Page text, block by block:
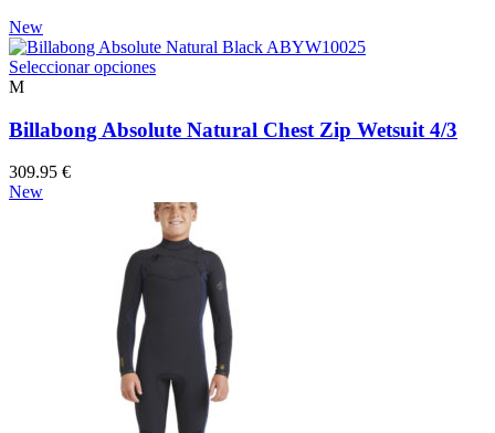
New
Seleccionar opcionesEste
múltiples
variantes.
se
pueden
elegir
en
producto
M
Billabong Absolute Natural Chest Zip Wetsuit 4/3
309.95 €
New